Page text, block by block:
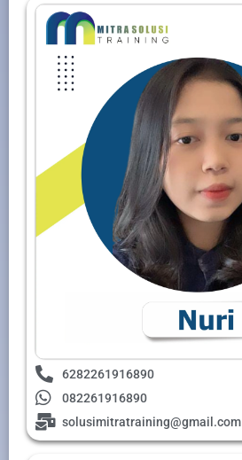
6282261916890
082261916890
solusimitratraining@gmail.com